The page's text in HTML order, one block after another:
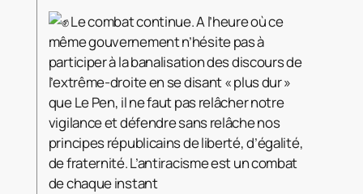
Le combat continue. A l’heure où ce
même gouvernement n’hésite pas à
participer à la banalisation des discours de
l’extrême-droite en se disant « plus dur »
que Le Pen, il ne faut pas relâcher notre
vigilance et défendre sans relâche nos
principes républicains de liberté, d’égalité,
de fraternité. L’antiracisme est un combat
de chaque instant